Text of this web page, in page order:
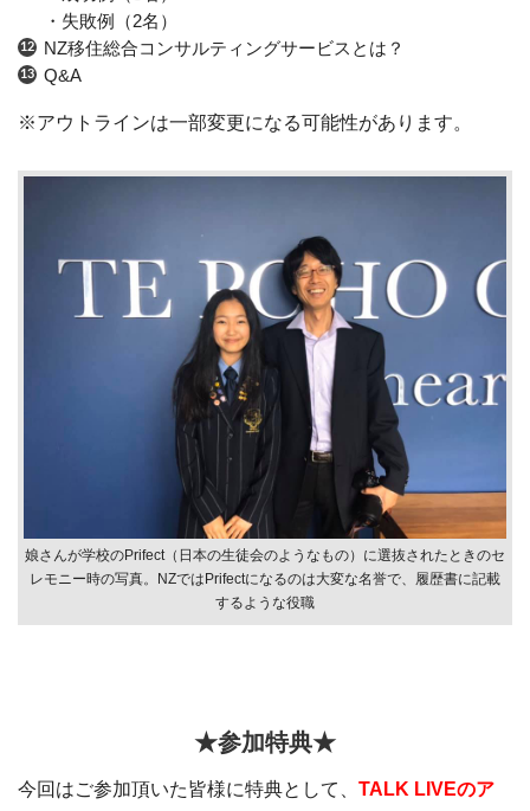
・失敗例（2名）
NZ移住総合コンサルティングサービスとは？
Q&A
※アウトラインは一部変更になる可能性があります。
娘さんが学校のPrifect（日本の生徒会のようなもの）に選抜されたときのセ
レモニー時の写真。NZではPrifectになるのは大変な名誉で、履歴書に記載
するような役職
★参加特典★
今回はご参加頂いた皆様に特典として、 TALK LIVEのア